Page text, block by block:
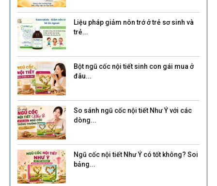
Liệu pháp giảm nôn trớ ở trẻ sơ sinh và
trẻ...
Bột ngũ cốc nội tiết sinh con gái mua ở
đâu...
So sánh ngũ cốc nội tiết Như Ý với các
dòng...
Ngũ cốc nội tiết Như Ý có tốt không? Soi
bảng...